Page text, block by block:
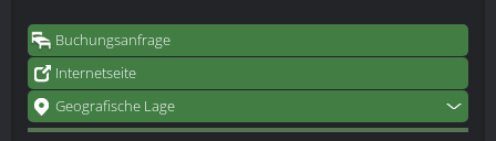
Buchungsanfrage
Internetseite
Geografische Lage